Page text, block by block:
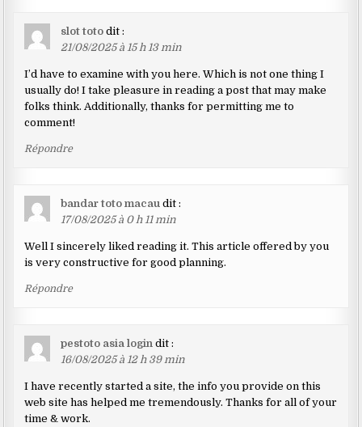
slot toto dit :
21/08/2025 à 15 h 13 min
I’d have to examine with you here. Which is not one thing I
usually do! I take pleasure in reading a post that may make
folks think. Additionally, thanks for permitting me to
comment!
Répondre
bandar toto macau dit :
17/08/2025 à 0 h 11 min
Well I sincerely liked reading it. This article offered by you
is very constructive for good planning.
Répondre
pestoto asia login dit :
16/08/2025 à 12 h 39 min
I have recently started a site, the info you provide on this
web site has helped me tremendously. Thanks for all of your
time & work.